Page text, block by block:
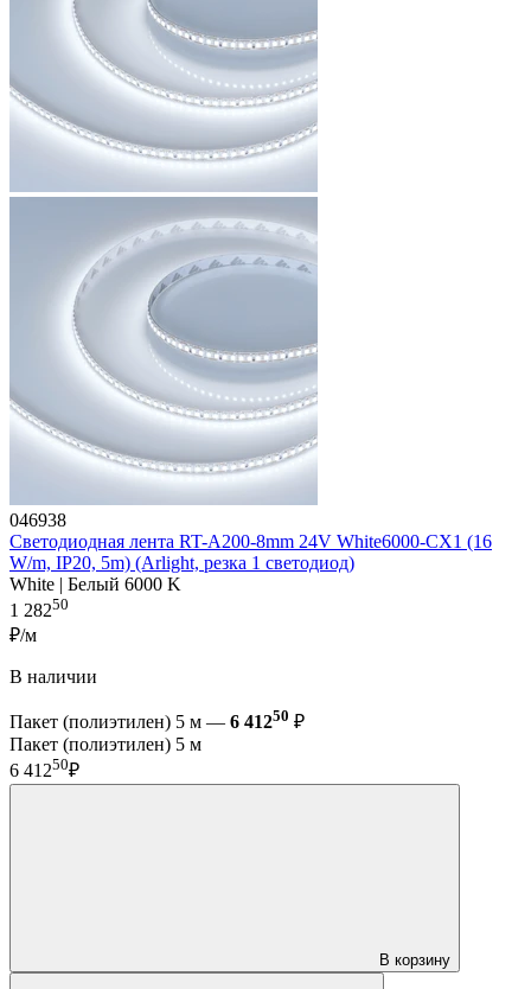
046938
Светодиодная лента RT-A200-8mm 24V White6000-CX1 (16
W/m, IP20, 5m) (Arlight, резка 1 светодиод)
White | Белый 6000 K
1 28250
₽/м
В наличии
Пакет (полиэтилен) 5 м — 6 41250 ₽
Пакет (полиэтилен) 5 м
6 41250₽
В корзину